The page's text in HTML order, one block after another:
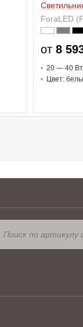
ForaLED
от 8
20 — 40 Вт
Цвет: